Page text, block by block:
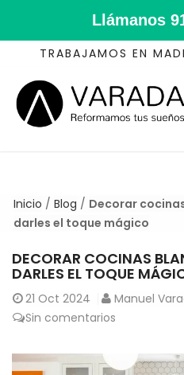
Llámanos
TRABAJAMOS EN
Inicio / Blog / Decorar
darles el toque mágico
DECORAR COCINAS
DARLES EL TOQUE
21 Oct 2024 Manuel
Sin comentarios